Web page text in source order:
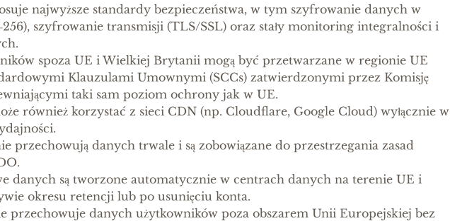
najwyższe standardy bezpieczeństwa, w tym szyfrowanie danych w
szyfrowanie transmisji (TLS/SSL) oraz stały monitoring integralności i
spoza UE i Wielkiej Brytanii mogą być przetwarzane w regionie UE
Klauzulami Umownymi (SCCs) zatwierdzonymi przez Komisję
taki sam poziom ochrony jak w UE.
również korzystać z sieci CDN (np. Cloudflare, Google Cloud) wyłącznie w
przechowują danych trwale i są zobowiązane do przestrzegania zasad
danych są tworzone automatycznie w centrach danych na terenie UE i
okresu retencji lub po usunięciu konta.
przechowuje danych użytkowników poza obszarem Unii Europejskiej bez